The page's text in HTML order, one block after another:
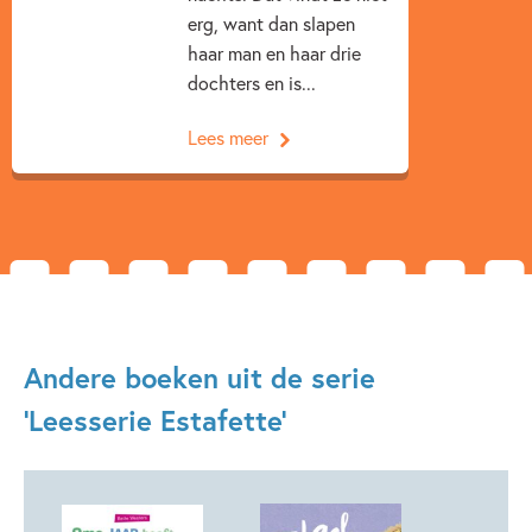
erg, want dan slapen
haar man en haar drie
dochters en is...
Lees meer
Andere boeken uit de serie
'Leesserie Estafette'